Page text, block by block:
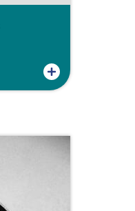
Julien Moquais